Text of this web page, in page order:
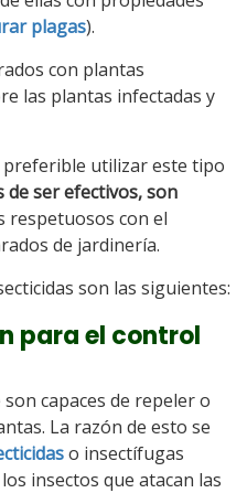
plagas).
con plantas
las plantas infectadas y
preferible utilizar este tipo
de ser efectivos, son
respetuosos con el
de jardinería.
son las siguientes:
para el control
capaces de repeler o
La razón de esto se
o insectífugas
insectos que atacan las